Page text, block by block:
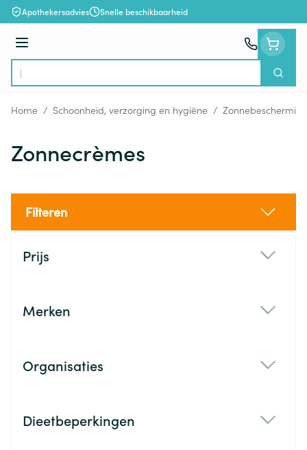
Ga naar de inhoud
Apothekersadvies Snelle beschikbaarheid
Menu
Product, merk, categorie...
Zoek
Home / Schoonheid, verzorging en hygiëne / Zonnebescherming
Zonnecrèmes
Filteren
Prijs
Merken
Organisaties
Dieetbeperkingen